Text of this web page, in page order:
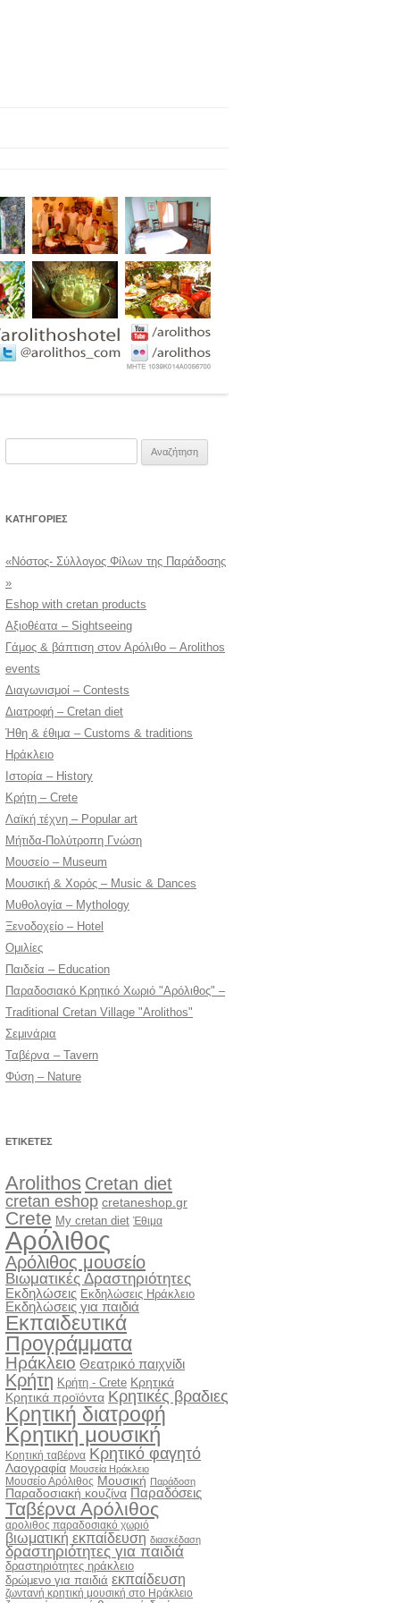
KΑΤΗΓΟΡΊΕΣ
«Νόστος- Σύλλογος Φίλων της Παράδοσης
»
Eshop with cretan products
Αξιοθέατα – Sightseeing
Γάμος & βάπτιση στον Αρόλιθο – Arolithos
events
Διαγωνισμοί – Contests
Διατροφή – Cretan diet
Ήθη & έθιμα – Customs & traditions
Ηράκλειο
Ιστορία – History
Κρήτη – Crete
Λαϊκή τέχνη – Popular art
Μήτιδα-Πολύτροπη Γνώση
Μουσείο – Museum
Μουσική & Χορός – Music & Dances
Μυθολογία – Mythology
Ξενοδοχείο – Hotel
Ομιλίες
Παιδεία – Education
Παραδοσιακό Κρητικό Χωριό "Αρόλιθος" –
Traditional Cretan Village "Arolithos"
Σεμινάρια
Ταβέρνα – Tavern
Φύση – Nature
ΕΤΙΚΈΤΕΣ
Arolithos Cretan diet
cretan eshop cretaneshop.gr
Crete My cretan diet Έθιμα
Αρόλιθος
Αρόλιθος μουσείο
Βιωματικές Δραστηριότητες
Εκδηλώσεις Εκδηλώσεις Ηράκλειο
Εκδηλώσεις για παιδιά
Εκπαιδευτικά
Προγράμματα
Ηράκλειο Θεατρικό παιχνίδι
Κρήτη Κρήτη - Crete Κρητικά
Κρητικά προϊόντα Κρητικές βραδιες
Κρητική διατροφή
Κρητική μουσική
Κρητική ταβέρνα Κρητικό φαγητό
Λαογραφία Μουσεία Ηράκλειο
Μουσείο Αρόλιθος Μουσική Παράδοση
Παραδοσιακή κουζίνα Παραδόσεις
Ταβέρνα Αρόλιθος
αρολιθος παραδοσιακό χωριό
βιωματική εκπαίδευση διασκέδαση
δραστηριότητες για παιδιά
δραστηριότητες ηράκλειο
δρώμενο για παιδιά εκπαίδευση
ζωντανή κρητική μουσική στο Ηράκλειο